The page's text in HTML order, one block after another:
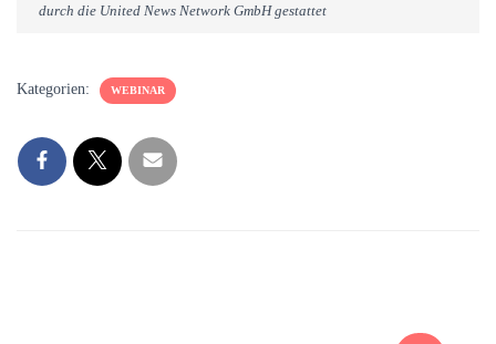
durch die United News Network GmbH gestattet
Kategorien: WEBINAR